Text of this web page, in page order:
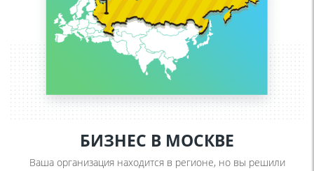
БИЗНЕС В МОСКВЕ
Ваша организация находится в регионе, но вы решили